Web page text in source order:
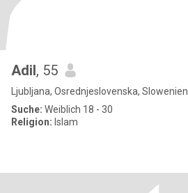
Adil, 55
Ljubljana, Osrednjeslovenska, Slowenien
Suche: Weiblich 18 - 30
Religion: Islam